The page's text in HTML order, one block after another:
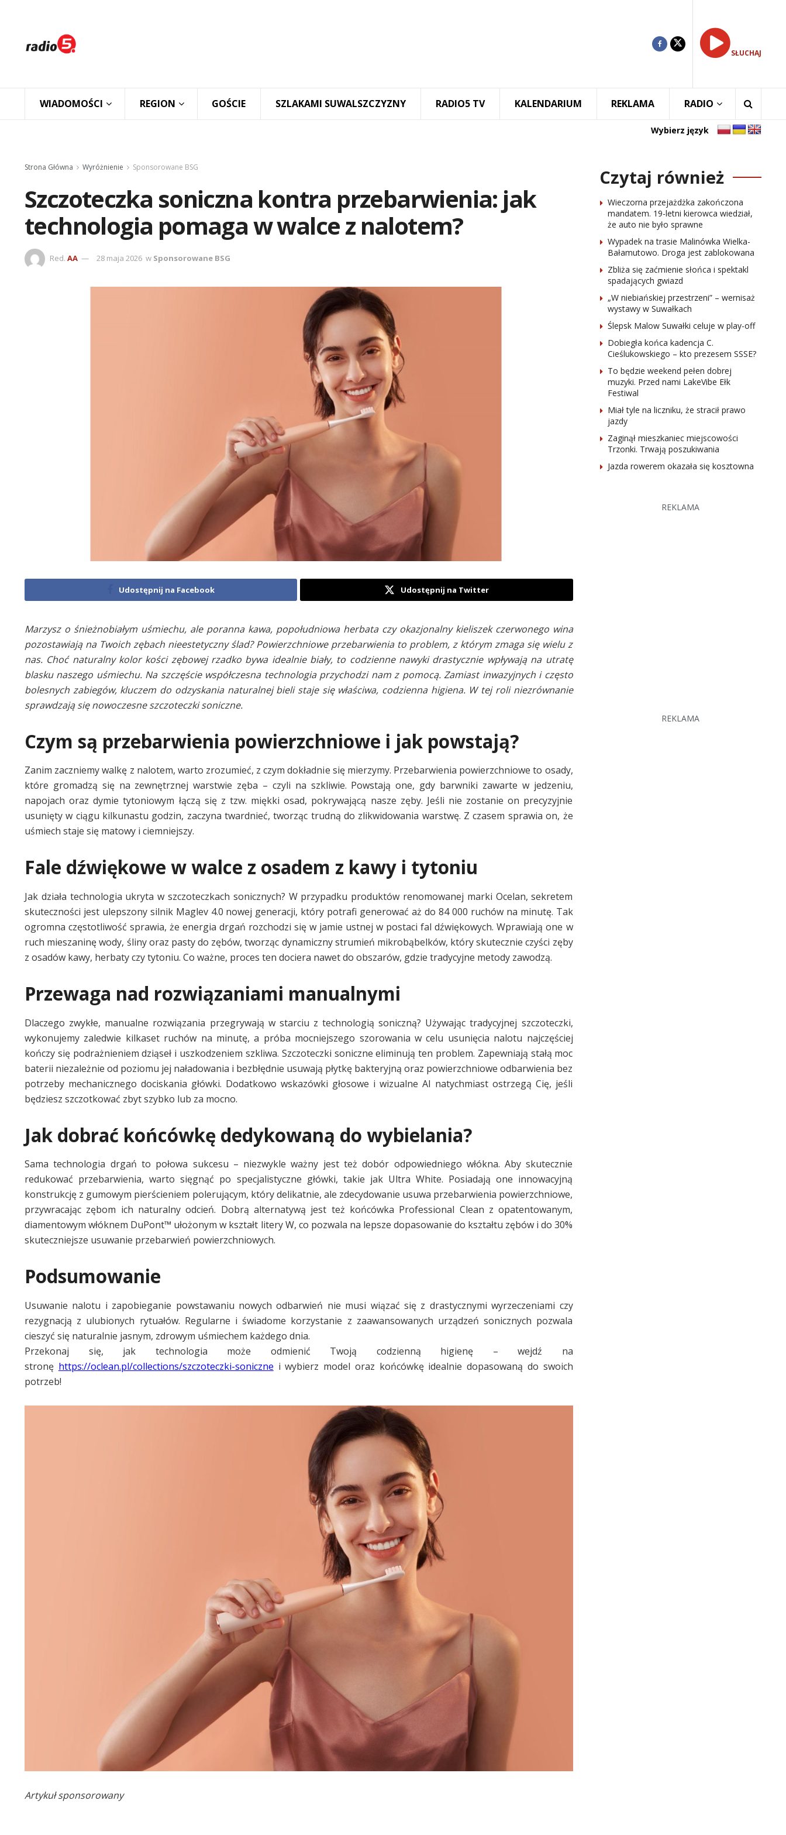
SŁUCHAJ
WIADOMOŚCI REGION GOŚCIE SZLAKAMI SUWALSZCZYZNY RADIO5 TV KALENDARIUM REKLAMA RADIO
Wybierz język
Strona Główna Wyróżnienie Sponsorowane BSG
Szczoteczka soniczna kontra przebarwienia: jak
technologia pomaga w walce z nalotem?
Red. AA 28 maja 2026 w Sponsorowane BSG
Udostępnij na Facebook Udostępnij na Twitter
Marzysz o śnieżnobiałym uśmiechu, ale poranna kawa, popołudniowa herbata czy okazjonalny kieliszek czerwonego wina
pozostawiają na Twoich zębach nieestetyczny ślad? Powierzchniowe przebarwienia to problem, z którym zmaga się wielu z
nas. Choć naturalny kolor kości zębowej rzadko bywa idealnie biały, to codzienne nawyki drastycznie wpływają na utratę
blasku naszego uśmiechu. Na szczęście współczesna technologia przychodzi nam z pomocą. Zamiast inwazyjnych i często
bolesnych zabiegów, kluczem do odzyskania naturalnej bieli staje się właściwa, codzienna higiena. W tej roli niezrównanie
sprawdzają się nowoczesne szczoteczki soniczne.
Czym są przebarwienia powierzchniowe i jak powstają?
Zanim zaczniemy walkę z nalotem, warto zrozumieć, z czym dokładnie się mierzymy. Przebarwienia powierzchniowe to osady,
które gromadzą się na zewnętrznej warstwie zęba – czyli na szkliwie. Powstają one, gdy barwniki zawarte w jedzeniu,
napojach oraz dymie tytoniowym łączą się z tzw. miękki osad, pokrywającą nasze zęby. Jeśli nie zostanie on precyzyjnie
usunięty w ciągu kilkunastu godzin, zaczyna twardnieć, tworząc trudną do zlikwidowania warstwę. Z czasem sprawia on, że
uśmiech staje się matowy i ciemniejszy.
Fale dźwiękowe w walce z osadem z kawy i tytoniu
Jak działa technologia ukryta w szczoteczkach sonicznych? W przypadku produktów renomowanej marki Ocelan, sekretem
skuteczności jest ulepszony silnik Maglev 4.0 nowej generacji, który potrafi generować aż do 84 000 ruchów na minutę. Tak
ogromna częstotliwość sprawia, że energia drgań rozchodzi się w jamie ustnej w postaci fal dźwiękowych. Wprawiają one w
ruch mieszaninę wody, śliny oraz pasty do zębów, tworząc dynamiczny strumień mikrobąbelków, który skutecznie czyści zęby
z osadów kawy, herbaty czy tytoniu. Co ważne, proces ten dociera nawet do obszarów, gdzie tradycyjne metody zawodzą.
Przewaga nad rozwiązaniami manualnymi
Dlaczego zwykłe, manualne rozwiązania przegrywają w starciu z technologią soniczną? Używając tradycyjnej szczoteczki,
wykonujemy zaledwie kilkaset ruchów na minutę, a próba mocniejszego szorowania w celu usunięcia nalotu najczęściej
kończy się podrażnieniem dziąseł i uszkodzeniem szkliwa. Szczoteczki soniczne eliminują ten problem. Zapewniają stałą moc
baterii niezależnie od poziomu jej naładowania i bezbłędnie usuwają płytkę bakteryjną oraz powierzchniowe odbarwienia bez
potrzeby mechanicznego dociskania główki. Dodatkowo wskazówki głosowe i wizualne AI natychmiast ostrzegą Cię, jeśli
będziesz szczotkować zbyt szybko lub za mocno.
Jak dobrać końcówkę dedykowaną do wybielania?
Sama technologia drgań to połowa sukcesu – niezwykle ważny jest też dobór odpowiedniego włókna. Aby skutecznie
redukować przebarwienia, warto sięgnąć po specjalistyczne główki, takie jak Ultra White. Posiadają one innowacyjną
konstrukcję z gumowym pierścieniem polerującym, który delikatnie, ale zdecydowanie usuwa przebarwienia powierzchniowe,
przywracając zębom ich naturalny odcień. Dobrą alternatywą jest też końcówka Professional Clean z opatentowanym,
diamentowym włóknem DuPont™ ułożonym w kształt litery W, co pozwala na lepsze dopasowanie do kształtu zębów i do 30%
skuteczniejsze usuwanie przebarwień powierzchniowych.
Podsumowanie
Usuwanie nalotu i zapobieganie powstawaniu nowych odbarwień nie musi wiązać się z drastycznymi wyrzeczeniami czy
rezygnacją z ulubionych rytuałów. Regularne i świadome korzystanie z zaawansowanych urządzeń sonicznych pozwala
cieszyć się naturalnie jasnym, zdrowym uśmiechem każdego dnia.
Przekonaj się, jak technologia może odmienić Twoją codzienną higienę – wejdź na
stronę https://oclean.pl/collections/szczoteczki-soniczne i wybierz model oraz końcówkę idealnie dopasowaną do swoich
potrzeb!
Artykuł sponsorowany
Czytaj również
Wieczorna przejażdżka zakończona
mandatem. 19-letni kierowca wiedział,
że auto nie było sprawne
Wypadek na trasie Malinówka Wielka-
Bałamutowo. Droga jest zablokowana
Zbliża się zaćmienie słońca i spektakl
spadających gwiazd
„W niebiańskiej przestrzeni” – wernisaż
wystawy w Suwałkach
Ślepsk Malow Suwałki celuje w play-off
Dobiegła końca kadencja C.
Cieślukowskiego – kto prezesem SSSE?
To będzie weekend pełen dobrej
muzyki. Przed nami LakeVibe Ełk
Festiwal
Miał tyle na liczniku, że stracił prawo
jazdy
Zaginął mieszkaniec miejscowości
Trzonki. Trwają poszukiwania
Jazda rowerem okazała się kosztowna
REKLAMA
REKLAMA